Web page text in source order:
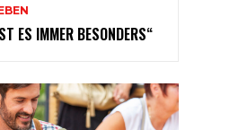
ES IMMER BESONDERS“